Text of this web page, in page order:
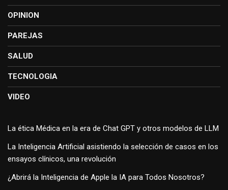
OPINION
PAREJAS
SALUD
TECNOLOGIA
VIDEO
La ética Médica en la era de Chat GPT y otros modelos de LLM
La Inteligencia Artificial asistiendo la selección de casos en los
ensayos clínicos, una revolución
¿Abrirá la Inteligencia de Apple la IA para Todos Nosotros?